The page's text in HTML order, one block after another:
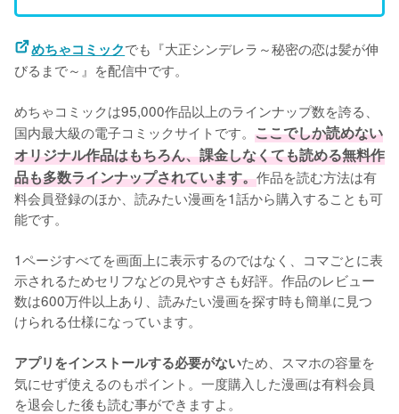
めちゃコミックでも『大正シンデレラ～秘密の恋は髪が伸
びるまで～』を配信中です。
めちゃコミックは95,000作品以上のラインナップ数を誇る、
国内最大級の電子コミックサイトです。 ここでしか読めない
オリジナル作品はもちろん、課金しなくても読める無料作
品も多数ラインナップされています。作品を読む方法は有
料会員登録のほか、読みたい漫画を1話から購入することも可
能です。
1ページすべてを画面上に表示するのではなく、コマごとに表
示されるためセリフなどの見やすさも好評。作品のレビュー
数は600万件以上あり、読みたい漫画を探す時も簡単に見つ
けられる仕様になっています。
アプリをインストールする必要がないため、スマホの容量を
気にせず使えるのもポイント。一度購入した漫画は有料会員
を退会した後も読む事ができますよ。